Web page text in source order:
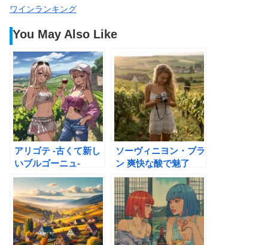
ワインランキング
You May Also Like
アリゴテ -古くて新し
いブルゴーニュ-
ソーヴィニヨン・ブラ
ン 爽快な酸で魅了